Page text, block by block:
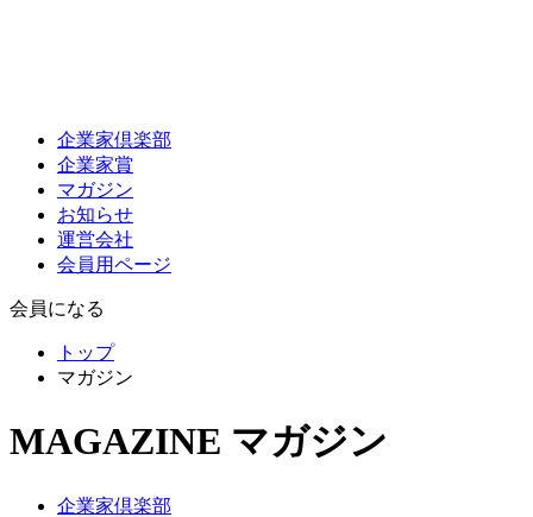
企業家倶楽部
企業家賞
マガジン
お知らせ
運営会社
会員用ページ
会員になる
トップ
マガジン
MAGAZINE マガジン
企業家倶楽部